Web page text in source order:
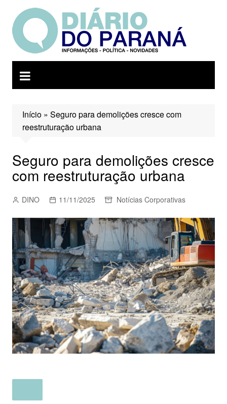
para
conteúdo
Início» Seguro para demolições cresce com
reestruturação urbana
Seguro para demolições cresce
com reestruturação urbana
DINO 11/11/2025 Notícias Corporativas